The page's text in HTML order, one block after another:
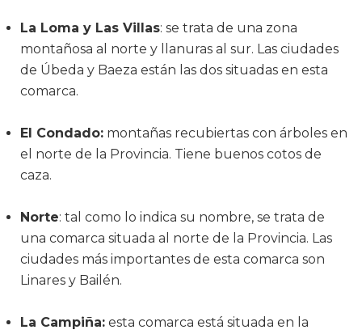
La Loma y Las Villas: se trata de una zona
montañosa al norte y llanuras al sur. Las ciudades
de Úbeda y Baeza están las dos situadas en esta
comarca.
El Condado: montañas recubiertas con árboles en
el norte de la Provincia. Tiene buenos cotos de
caza.
Norte: tal como lo indica su nombre, se trata de
una comarca situada al norte de la Provincia. Las
ciudades más importantes de esta comarca son
Linares y Bailén.
La Campiña: esta comarca está situada en la